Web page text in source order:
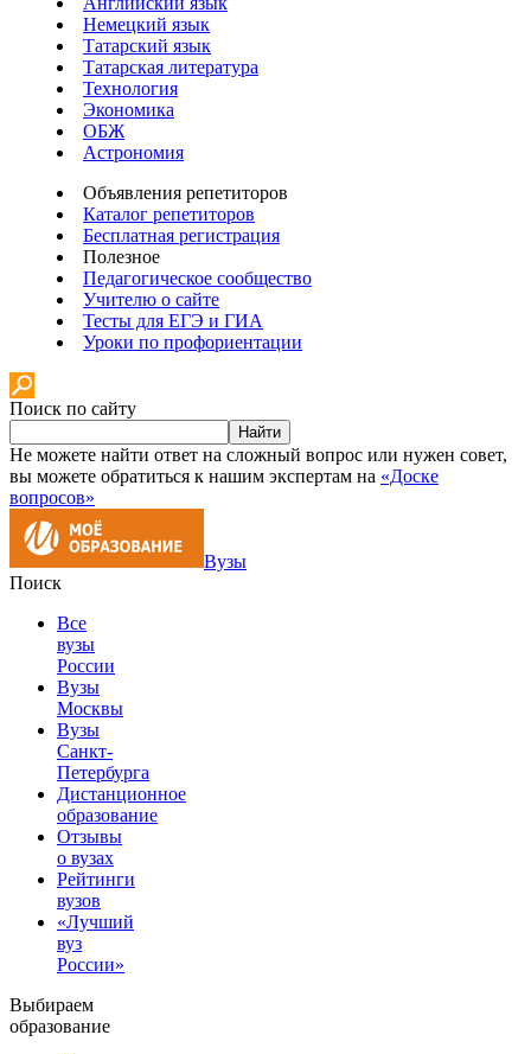
Немецкий язык
Татарский язык
Татарская литература
Технология
Экономика
ОБЖ
Астрономия
Объявления репетиторов
Каталог репетиторов
Бесплатная регистрация
Полезное
Педагогическое сообщество
Учителю о сайте
Тесты для ЕГЭ и ГИА
Уроки по профориентации
Поиск по сайту
Найти
Не можете найти ответ на сложный вопрос или нужен совет,
вы можете обратиться к нашим экспертам на «Доске
вопросов»
Вузы
Поиск
Все
вузы
России
Вузы
Москвы
Вузы
Санкт-
Петербурга
Дистанционное
образование
Отзывы
о вузах
Рейтинги
вузов
«Лучший
вуз
России»
Выбираем
образование